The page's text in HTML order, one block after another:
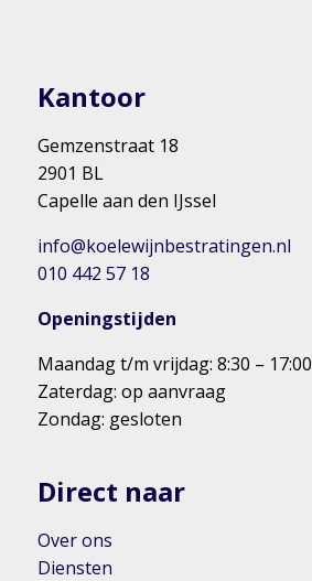
Kantoor
Gemzenstraat 18
2901 BL
Capelle aan den IJssel
info@koelewijnbestratingen.nl
010 442 57 18
Openingstijden
Maandag t/m vrijdag: 8:30 – 17:00
Zaterdag: op aanvraag
Zondag: gesloten
Direct naar
Over ons
Diensten